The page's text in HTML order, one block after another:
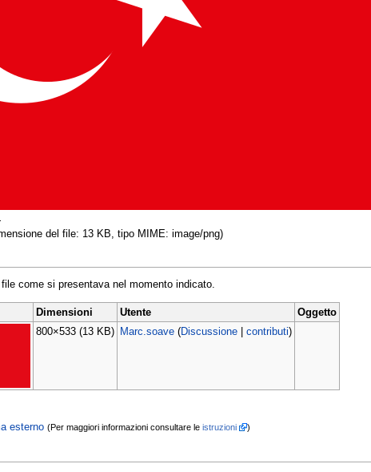
del file: 13 KB, tipo MIME: image/png)
come si presentava nel momento indicato.
Dimensioni Utente
Oggetto
800×533 (13 KB) Marc.soave (Discussione| contributi)
esterno (Per maggiori informazioni consultare leistruzioni )